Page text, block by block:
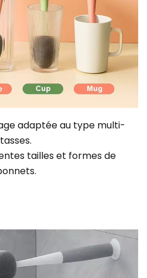
adaptée au type multi-
tasses.
tailles et formes de